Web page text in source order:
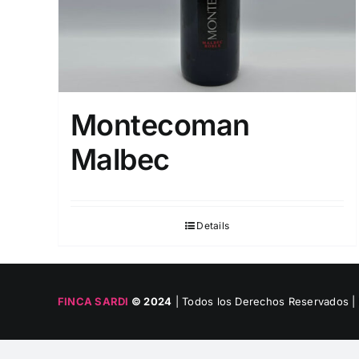
Montecoman
Malbec
Details
FINCA SARDI © 2024 | Todos los Derechos Reservados